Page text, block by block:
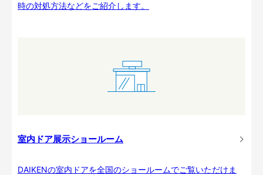
時の対処方法などをご紹介します。
室内ドア展示ショールーム
DAIKENの室内ドアを全国のショールームでご覧いただけま